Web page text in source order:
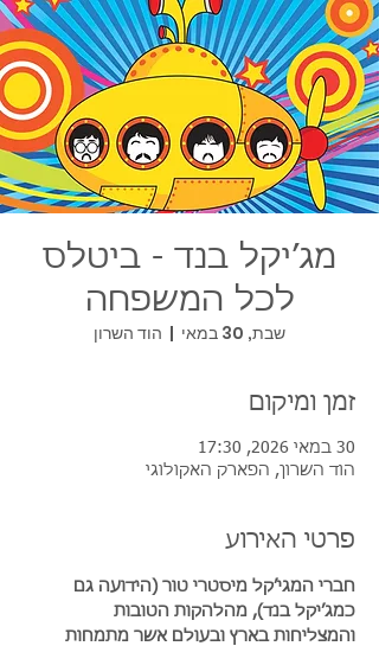
מג׳יקל בנד - ביטלס
לכל המשפחה
שבת, 30 במאי
  |
הוד השרון
זמן ומיקום
30 במאי 2026, 17:30
הוד השרון, הפארק האקולוגי
פרטי האירוע
חברי המגי’קל מיסטרי טור (הידועה גם
כמג’יקל בנד), מהלהקות הטובות
והמצליחות בארץ ובעולם אשר מתמחות